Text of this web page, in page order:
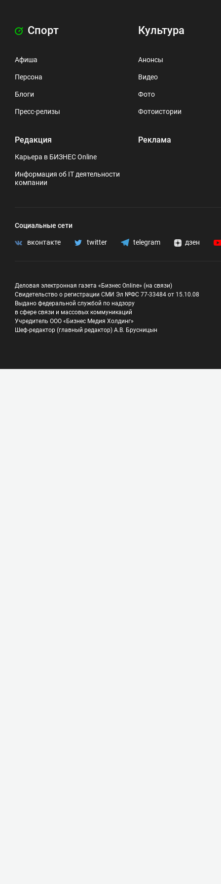
Спорт
Афиша
Персона
Блоги
Пресс-релизы
Редакция
Карьера в БИЗНЕС Online
Информация об IT деятельности
компании
Культура
Анонсы
Видео
Фото
Фотоистории
Реклама
Социальные сети
вконтакте twitter telegram дзен
Деловая электронная газета «Бизнес Online» (на связи)
Свидетельство о регистрации СМИ Эл №ФС 77-33484 от 15.10.08
Выдано федеральной службой по надзору
в сфере связи и массовых коммуникаций
Учредитель ООО «Бизнес Медия Холдинг»
Шеф-редактор (главный редактор) А.В. Брусницын